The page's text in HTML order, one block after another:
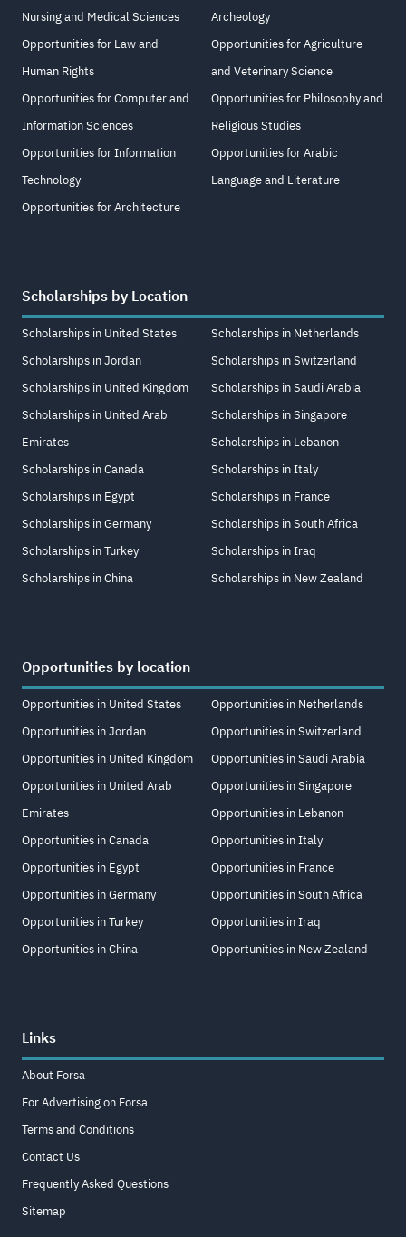
Nursing and Medical Sciences
Opportunities for Law and
Human Rights
Opportunities for Computer and
Information Sciences
Opportunities for Information
Technology
Opportunities for Architecture
Archeology
Opportunities for Agriculture
and Veterinary Science
Opportunities for Philosophy and
Religious Studies
Opportunities for Arabic
Language and Literature
Scholarships by Location
Scholarships in United States
Scholarships in Jordan
Scholarships in United Kingdom
Scholarships in United Arab
Emirates
Scholarships in Canada
Scholarships in Egypt
Scholarships in Germany
Scholarships in Turkey
Scholarships in China
Scholarships in Netherlands
Scholarships in Switzerland
Scholarships in Saudi Arabia
Scholarships in Singapore
Scholarships in Lebanon
Scholarships in Italy
Scholarships in France
Scholarships in South Africa
Scholarships in Iraq
Scholarships in New Zealand
Opportunities by location
Opportunities in United States
Opportunities in Jordan
Opportunities in United Kingdom
Opportunities in United Arab
Emirates
Opportunities in Canada
Opportunities in Egypt
Opportunities in Germany
Opportunities in Turkey
Opportunities in China
Opportunities in Netherlands
Opportunities in Switzerland
Opportunities in Saudi Arabia
Opportunities in Singapore
Opportunities in Lebanon
Opportunities in Italy
Opportunities in France
Opportunities in South Africa
Opportunities in Iraq
Opportunities in New Zealand
Links
About Forsa
For Advertising on Forsa
Terms and Conditions
Contact Us
Frequently Asked Questions
Sitemap